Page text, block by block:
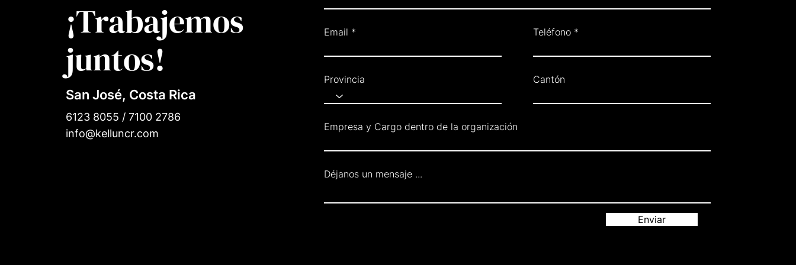
¡Trabajemos
juntos!
San José, Costa Rica
6123 8055 / 7100 2786
info@kelluncr.com
Email
Provincia
Teléfono
Cantón
Empresa y Cargo dentro de la organización
Déjanos un mensaje ...
Enviar